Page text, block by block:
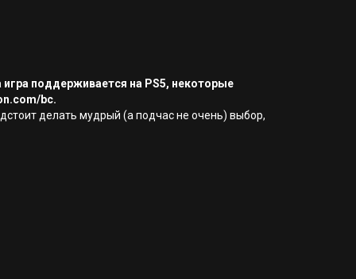
поддерживается на PS5, некоторые
bc.
делать мудрый (а подчас не очень) выбор,